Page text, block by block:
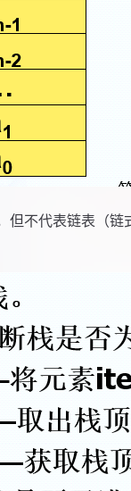
但不代表链表（链